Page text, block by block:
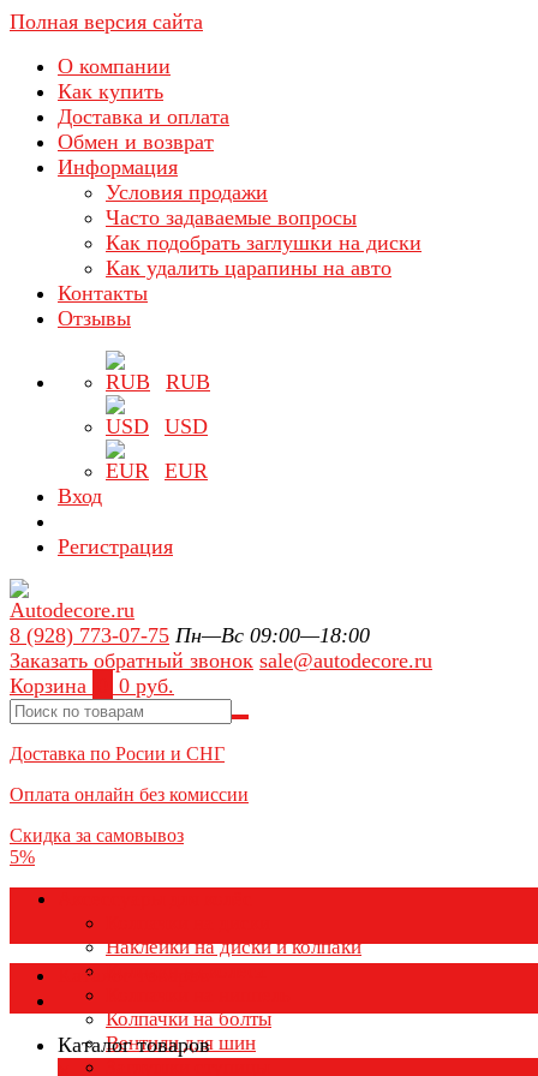
Полная версия сайта
О компании
Как купить
Доставка и оплата
Обмен и возврат
Информация
Условия продажи
Часто задаваемые вопросы
Как подобрать заглушки на диски
Как удалить царапины на авто
Контакты
Отзывы
RUB
USD
EUR
Вход
Регистрация
8 (928) 773-07-75 Пн—Вс 09:00—18:00
Заказать обратный звонок sale@autodecore.ru
Корзина
0 руб.
Доставка по Росии и СНГ
Оплата онлайн без комиссии
Скидка за самовывоз
5%
Наклейки на диски и колпаки
Колпаки на колеса
Колпачки на болты
Вентили для шин
Каталог товаров
Каталог товаров